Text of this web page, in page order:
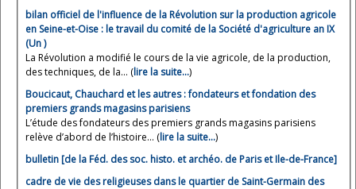
bilan officiel de l'influence de la Révolution sur la production agricole
en Seine-et-Oise : le travail du comité de la Société d'agriculture an IX
(Un )
La Révolution a modifié le cours de la vie agricole, de la production,
des techniques, de la... (lire la suite…)
Boucicaut, Chauchard et les autres : fondateurs et fondation des
premiers grands magasins parisiens
L’étude des fondateurs des premiers grands magasins parisiens
relève d’abord de l’histoire... (lire la suite…)
bulletin [de la Féd. des soc. histo. et archéo. de Paris et Ile-de-France]
cadre de vie des religieuses dans le quartier de Saint-Germain des